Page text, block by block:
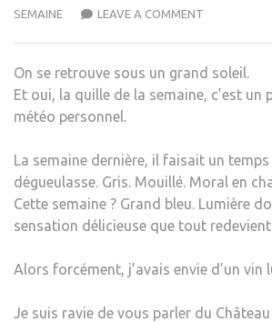
SEMAINE LEAVE A COMMENT
On se retrouve sous un grand soleil.
Et oui, la quille de la semaine, c’est un
météo personnel.
La semaine dernière, il faisait un
dégueulasse. Gris. Mouillé. Moral en
Cette semaine ? Grand bleu. Lumière
sensation délicieuse que tout
Alors forcément, j’avais envie d’un vin
Je suis ravie de vous parler du